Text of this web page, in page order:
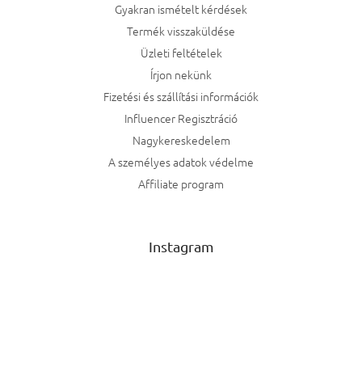
Gyakran ismételt kérdések
Termék visszaküldése
Üzleti feltételek
Írjon nekünk
Fizetési és szállítási információk
Influencer Regisztráció
Nagykereskedelem
A személyes adatok védelme
Affiliate program
Instagram